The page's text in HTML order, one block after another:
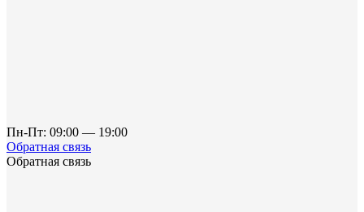
Пн-Пт: 09:00 — 19:00
Обратная связь
Обратная связь